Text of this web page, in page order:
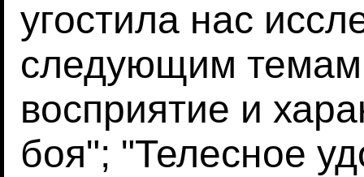
угостила нас
следующим
восприятие и
боя"; "Телесное